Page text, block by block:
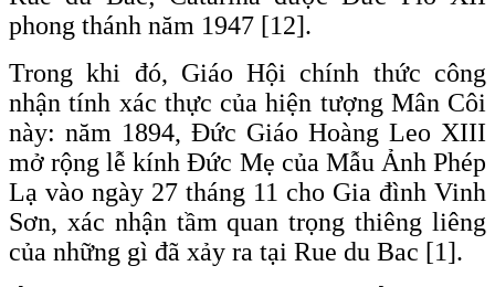
phong thánh năm 1947 [12].
Trong khi đó, Giáo Hội chính thức công
nhận tính xác thực của hiện tượng Mân Côi
này: năm 1894, Đức Giáo Hoàng Leo XIII
mở rộng lễ kính Đức Mẹ của Mẫu Ảnh Phép
Lạ vào ngày 27 tháng 11 cho Gia đình Vinh
Sơn, xác nhận tầm quan trọng thiêng liêng
của những gì đã xảy ra tại Rue du Bac [1].